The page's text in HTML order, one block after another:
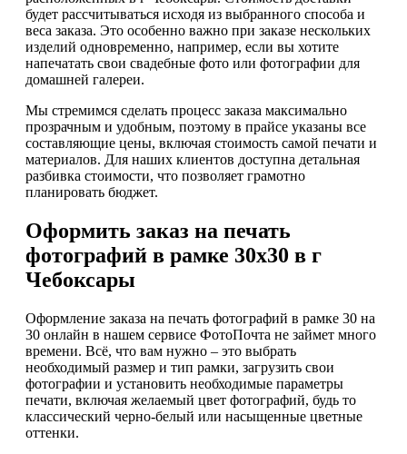
будет рассчитываться исходя из выбранного способа и
веса заказа. Это особенно важно при заказе нескольких
изделий одновременно, например, если вы хотите
напечатать свои свадебные фото или фотографии для
домашней галереи.
Мы стремимся сделать процесс заказа максимально
прозрачным и удобным, поэтому в прайсе указаны все
составляющие цены, включая стоимость самой печати и
материалов. Для наших клиентов доступна детальная
разбивка стоимости, что позволяет грамотно
планировать бюджет.
Оформить заказ на печать
фотографий в рамке 30х30 в г
Чебоксары
Оформление заказа на печать фотографий в рамке 30 на
30 онлайн в нашем сервисе ФотоПочта не займет много
времени. Всё, что вам нужно – это выбрать
необходимый размер и тип рамки, загрузить свои
фотографии и установить необходимые параметры
печати, включая желаемый цвет фотографий, будь то
классический черно-белый или насыщенные цветные
оттенки.